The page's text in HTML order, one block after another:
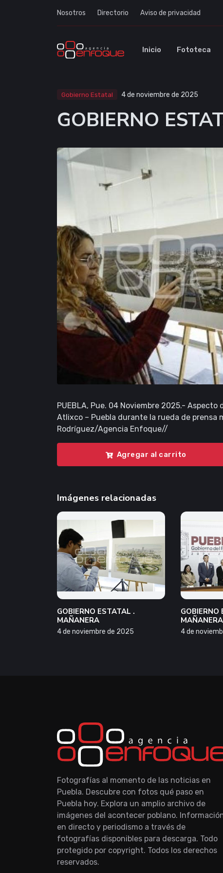
Nosotros Directorio Aviso de privacidad
Inicio Fototeca
Gobierno Estatal 4 de noviembre de 2025
GOBIERNO
PUEBLA, Pue. 04 Noviembre 2025.-
Atlixco – Puebla durante la rueda de prensa
Rodríguez/Agencia Enfoque//
Agregar al carrito
Imágenes relacionadas
GOBIERNO ESTATAL .
MAÑANERA
4 de noviembre de 2025
GOBIERNO
MAÑANERA
4 de
Fotografías al momento de las noticias en
Puebla. Descubre con fotos qué paso en
Puebla hoy. Explora un amplio archivo de
imágenes del acontecer poblano.
en directo y periodismo a través de
fotografías disponibles para descarga. Todo
protegido por copyright. Todos los derechos
reservados.